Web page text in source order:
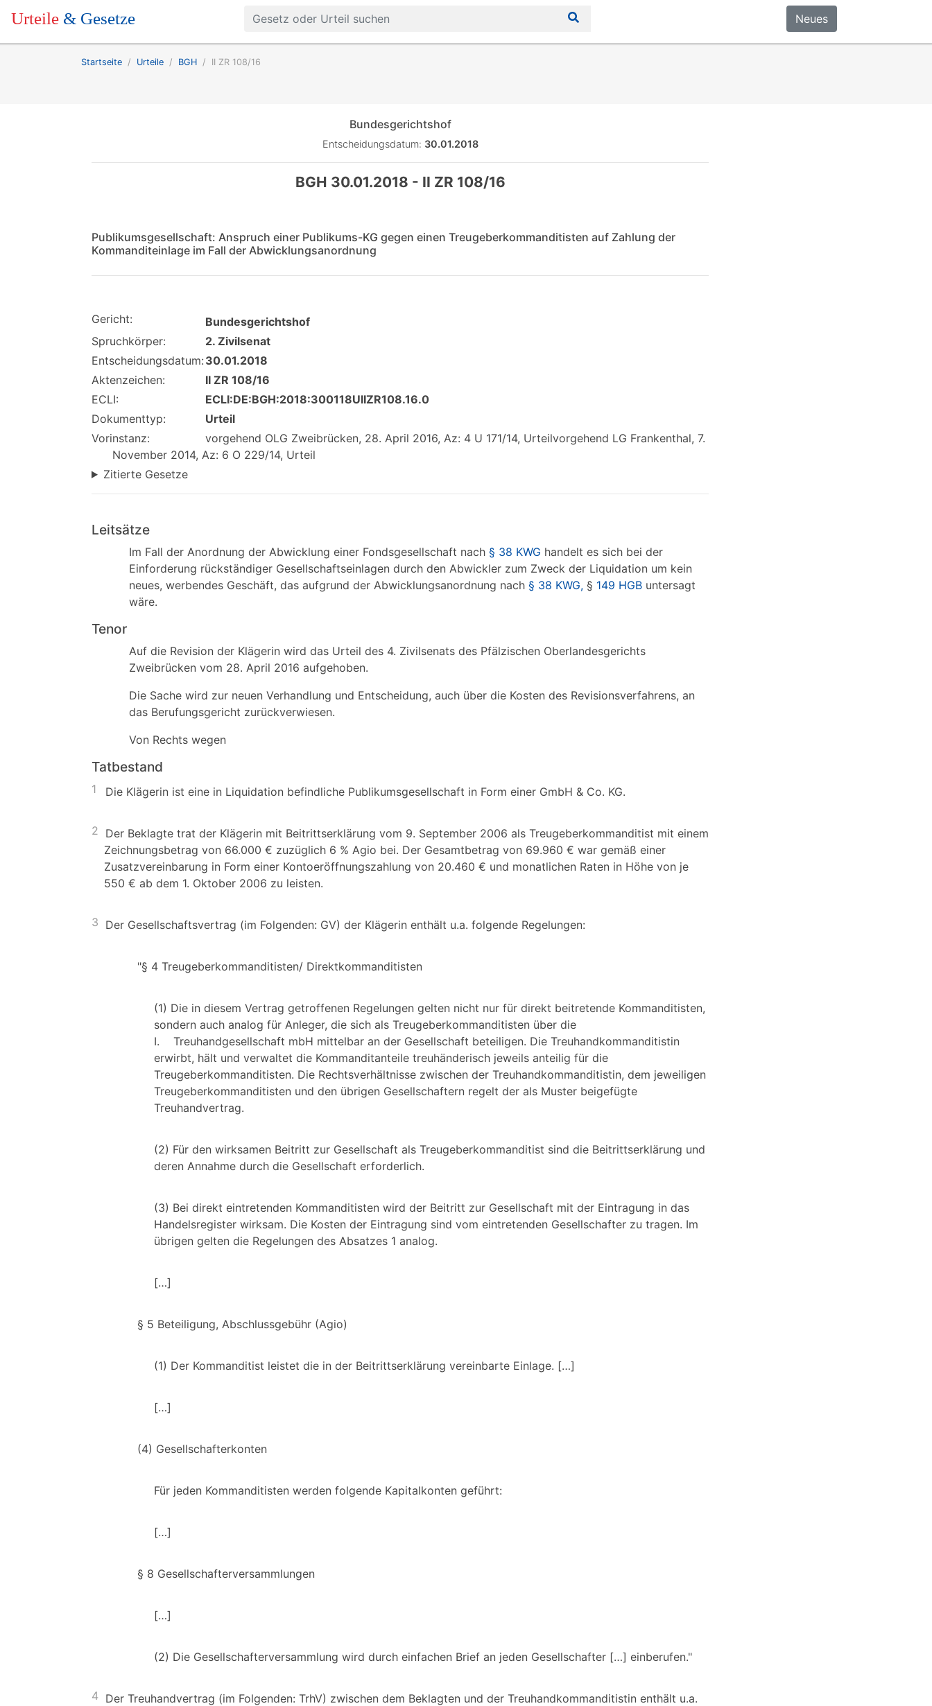
Urteile & Gesetze Neues
Startseite Urteile BGH II ZR 108/16
Bundesgerichtshof
Entscheidungsdatum: 30.01.2018
BGH 30.01.2018 - II ZR 108/16
Publikumsgesellschaft: Anspruch einer Publikums-KG gegen einen Treugeberkommanditisten auf Zahlung der
Kommanditeinlage im Fall der Abwicklungsanordnung
Gericht:
Bundesgerichtshof
Spruchkörper:
2. Zivilsenat
Entscheidungsdatum: 30.01.2018
Aktenzeichen:
II ZR 108/16
ECLI:
ECLI:DE:BGH:2018:300118UIIZR108.16.0
Dokumenttyp:
Urteil
Vorinstanz:
vorgehend OLG Zweibrücken, 28. April 2016, Az: 4 U 171/14, Urteilvorgehend LG Frankenthal, 7.
November 2014, Az: 6 O 229/14, Urteil
Zitierte Gesetze
Leitsätze
Im Fall der Anordnung der Abwicklung einer Fondsgesellschaft nach § 38 KWG handelt es sich bei der
Einforderung rückständiger Gesellschaftseinlagen durch den Abwickler zum Zweck der Liquidation um kein
neues, werbendes Geschäft, das aufgrund der Abwicklungsanordnung nach § 38 KWG, § 149 HGB untersagt
wäre.
Tenor
Auf die Revision der Klägerin wird das Urteil des 4. Zivilsenats des Pfälzischen Oberlandesgerichts
Zweibrücken vom 28. April 2016 aufgehoben.
Die Sache wird zur neuen Verhandlung und Entscheidung, auch über die Kosten des Revisionsverfahrens, an
das Berufungsgericht zurückverwiesen.
Von Rechts wegen
Tatbestand
1 Die Klägerin ist eine in Liquidation befindliche Publikumsgesellschaft in Form einer GmbH & Co. KG.
2 Der Beklagte trat der Klägerin mit Beitrittserklärung vom 9. September 2006 als Treugeberkommanditist mit einem
Zeichnungsbetrag von 66.000 € zuzüglich 6 % Agio bei. Der Gesamtbetrag von 69.960 € war gemäß einer
Zusatzvereinbarung in Form einer Kontoeröffnungszahlung von 20.460 € und monatlichen Raten in Höhe von je
550 € ab dem 1. Oktober 2006 zu leisten.
3 Der Gesellschaftsvertrag (im Folgenden: GV) der Klägerin enthält u.a. folgende Regelungen:
"§ 4 Treugeberkommanditisten/ Direktkommanditisten
(1) Die in diesem Vertrag getroffenen Regelungen gelten nicht nur für direkt beitretende Kommanditisten,
sondern auch analog für Anleger, die sich als Treugeberkommanditisten über die
I. Treuhandgesellschaft mbH mittelbar an der Gesellschaft beteiligen. Die Treuhandkommanditistin
erwirbt, hält und verwaltet die Kommanditanteile treuhänderisch jeweils anteilig für die
Treugeberkommanditisten. Die Rechtsverhältnisse zwischen der Treuhandkommanditistin, dem jeweiligen
Treugeberkommanditisten und den übrigen Gesellschaftern regelt der als Muster beigefügte
Treuhandvertrag.
(2) Für den wirksamen Beitritt zur Gesellschaft als Treugeberkommanditist sind die Beitrittserklärung und
deren Annahme durch die Gesellschaft erforderlich.
(3) Bei direkt eintretenden Kommanditisten wird der Beitritt zur Gesellschaft mit der Eintragung in das
Handelsregister wirksam. Die Kosten der Eintragung sind vom eintretenden Gesellschafter zu tragen. Im
übrigen gelten die Regelungen des Absatzes 1 analog.
[…]
§ 5 Beteiligung, Abschlussgebühr (Agio)
(1) Der Kommanditist leistet die in der Beitrittserklärung vereinbarte Einlage. […]
[…]
(4) Gesellschafterkonten
Für jeden Kommanditisten werden folgende Kapitalkonten geführt:
[…]
§ 8 Gesellschafterversammlungen
[…]
(2) Die Gesellschafterversammlung wird durch einfachen Brief an jeden Gesellschafter […] einberufen."
4 Der Treuhandvertrag (im Folgenden: TrhV) zwischen dem Beklagten und der Treuhandkommanditistin enthält u.a.